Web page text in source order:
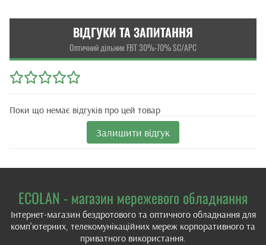
ВІДГУКИ ТА ЗАПИТАННЯ
Оптичний дільник FBT 30%-70% SC/APC
Поки що немає відгуків про цей товар
Залишити відгук
ECOLAN - магазин мережевого обладнання
Інтернет-магазин бездротового та оптичного обладнання для
комп'ютерних, телекомунікаційних мереж корпоративного та
приватного використання.